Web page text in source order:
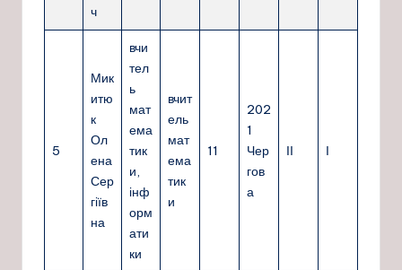
ч
5
Мик
итю
к
Ол
ена
Сер
гіїв
на
вчи
тел
ь
мат
ема
тик
и,
інф
орм
ати
ки
вчит
ель
мат
ема
тик
и
11
202
1
Чер
гов
а
ІІ І